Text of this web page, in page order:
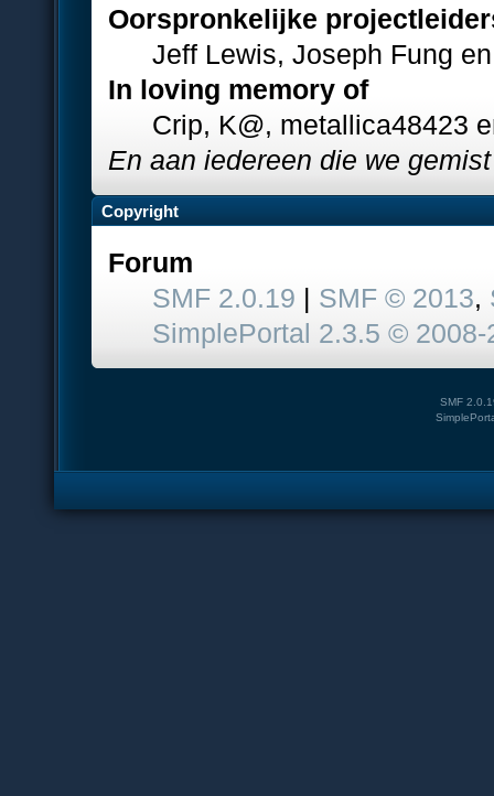
Oorspronkelijke
Jeff Lewis, Joseph Fung
In loving memory of
Crip, K@, metallica48423
En aan iedereen die we
Copyright
Forum
SMF 2.0.19 | SMF © 2013,
SimplePortal 2.3.5 ©
SMF